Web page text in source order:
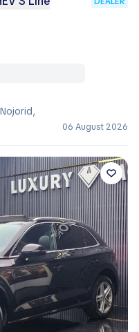
06 August 2026